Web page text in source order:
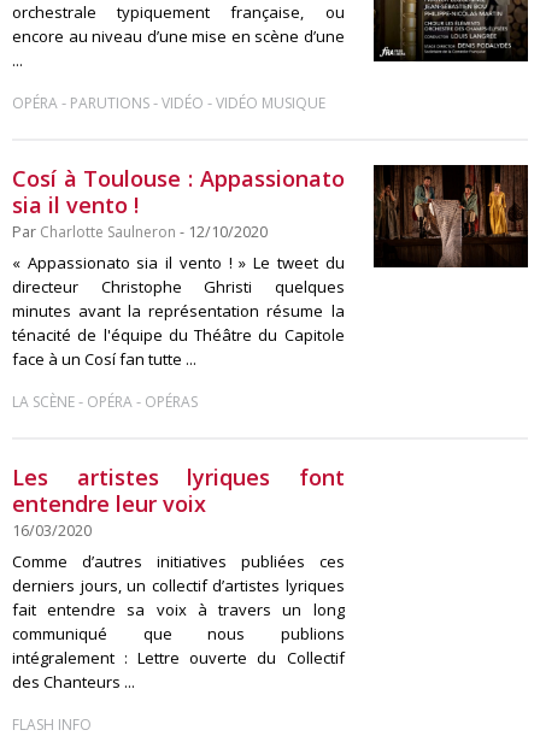
orchestrale typiquement française, ou
encore au niveau d’une mise en scène d’une
...
OPÉRA- PARUTIONS-VIDÉO -VIDÉO MUSIQUE
Cosí à Toulouse : Appassionato
sia il vento !
Par Charlotte Saulneron - 12/10/2020
« Appassionato sia il vento ! » Le tweet du
directeur Christophe Ghristi quelques
minutes avant la représentation résume la
ténacité de l'équipe du Théâtre du Capitole
face à un Cosí fan tutte ...
LA SCÈNE- OPÉRA- OPÉRAS
Les artistes lyriques font
entendre leur voix
16/03/2020
Comme d’autres initiatives publiées ces
derniers jours, un collectif d’artistes lyriques
fait entendre sa voix à travers un long
communiqué que nous publions
intégralement : Lettre ouverte du Collectif
des Chanteurs ...
FLASH INFO